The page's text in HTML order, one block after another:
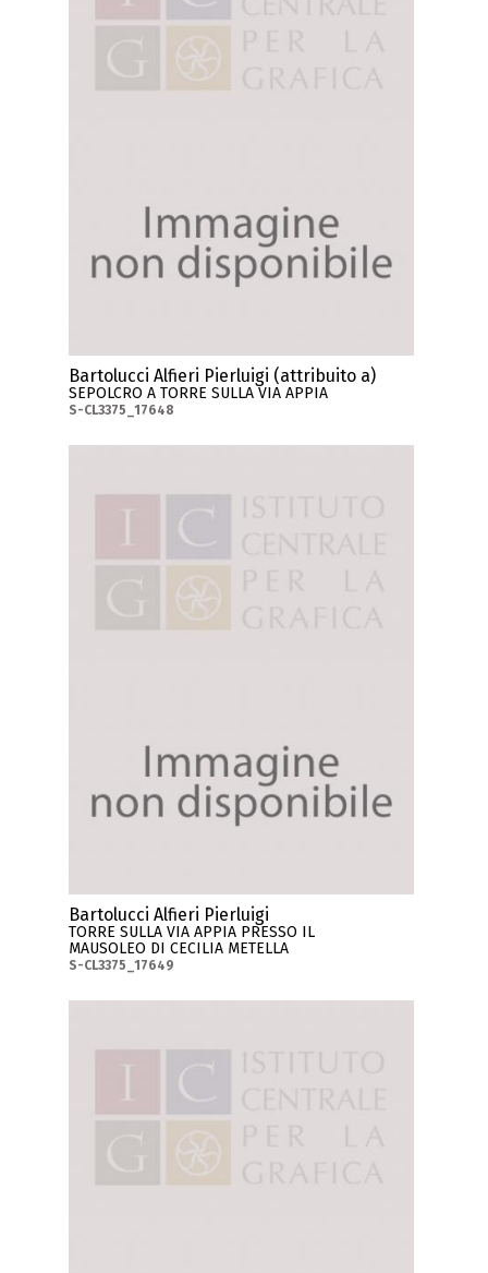
Bartolucci Alfieri Pierluigi (attribuito a)
SEPOLCRO A TORRE SULLA VIA APPIA
S-CL3375_17648
Bartolucci Alfieri Pierluigi
TORRE SULLA VIA APPIA PRESSO IL
MAUSOLEO DI CECILIA METELLA
S-CL3375_17649